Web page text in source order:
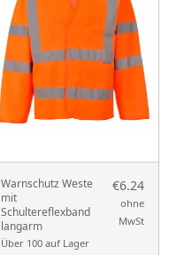
Warnschutz Weste
mit
Schultereflexband
langarm
Über 100 auf Lager
€6.24
ohne
MwSt